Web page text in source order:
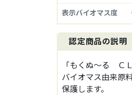
表示バイオマス度
認定商品の説明
「もくぬ～る Ｃ
バイオマス由来原
保護します。